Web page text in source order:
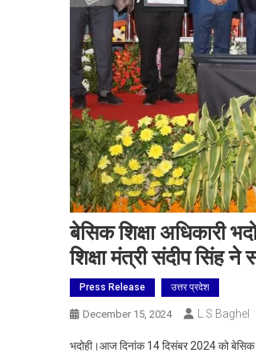
बेसिक शिक्षा अधिकारी
शिक्षा मंत्री संदीप सिंह ने
Press Release उत्तर प्रदेश
December 15, 2024 L.S Baghel
भदोही।आज दिनांक 14 दिसंबर 2024 को बेसिक